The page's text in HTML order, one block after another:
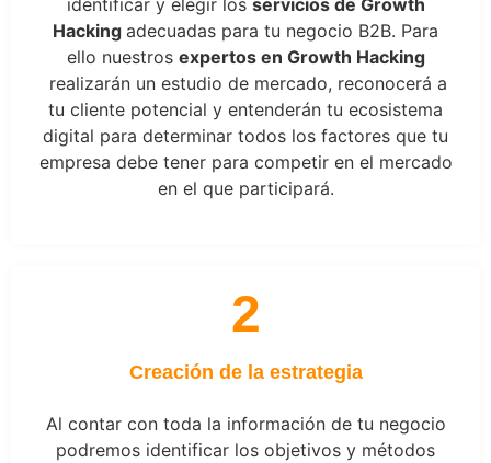
Hacking adecuadas para tu negocio B2B. Para
ello nuestros expertos en Growth Hacking
realizarán un estudio de mercado, reconocerá a
tu cliente potencial y entenderán tu ecosistema
digital para determinar todos los factores que tu
empresa debe tener para competir en el mercado
en el que participará.
2
Creación de la estrategia
Al contar con toda la información de tu negocio
podremos identificar los objetivos y métodos